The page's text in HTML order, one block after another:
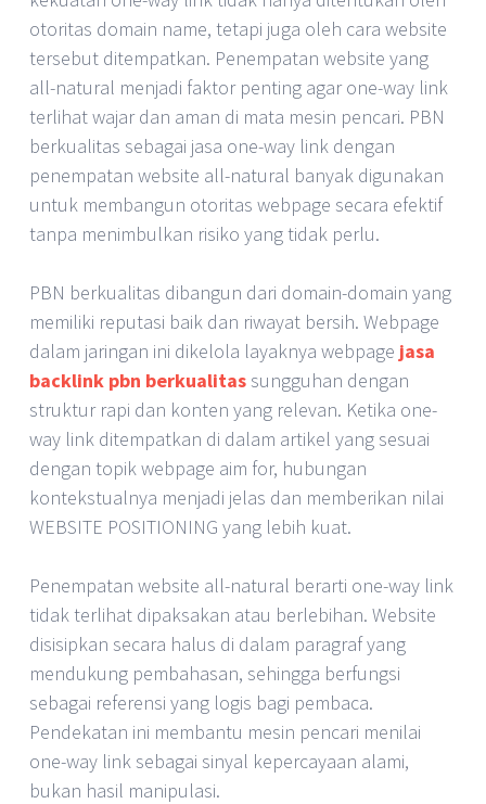
otoritas domain name, tetapi juga oleh cara website
tersebut ditempatkan. Penempatan website yang
all-natural menjadi faktor penting agar one-way link
terlihat wajar dan aman di mata mesin pencari. PBN
berkualitas sebagai jasa one-way link dengan
penempatan website all-natural banyak digunakan
untuk membangun otoritas webpage secara efektif
tanpa menimbulkan risiko yang tidak perlu.
PBN berkualitas dibangun dari domain-domain yang
memiliki reputasi baik dan riwayat bersih. Webpage
dalam jaringan ini dikelola layaknya webpage jasa
backlink pbn berkualitas sungguhan dengan
struktur rapi dan konten yang relevan. Ketika one-
way link ditempatkan di dalam artikel yang sesuai
dengan topik webpage aim for, hubungan
kontekstualnya menjadi jelas dan memberikan nilai
WEBSITE POSITIONING yang lebih kuat.
Penempatan website all-natural berarti one-way link
tidak terlihat dipaksakan atau berlebihan. Website
disisipkan secara halus di dalam paragraf yang
mendukung pembahasan, sehingga berfungsi
sebagai referensi yang logis bagi pembaca.
Pendekatan ini membantu mesin pencari menilai
one-way link sebagai sinyal kepercayaan alami,
bukan hasil manipulasi.